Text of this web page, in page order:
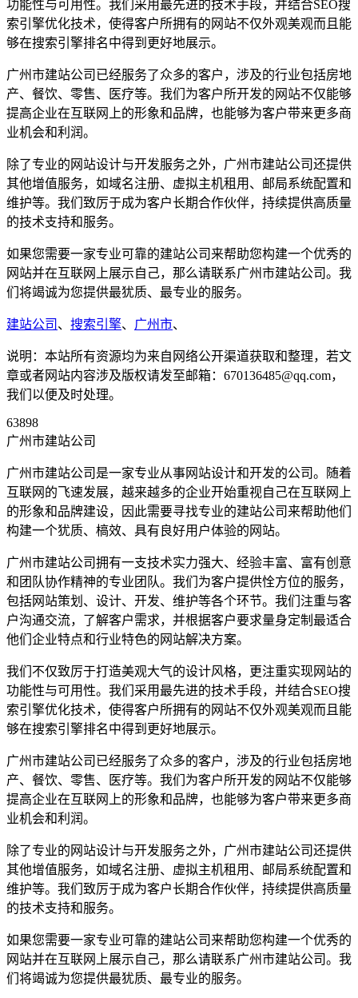
功能性与可用性。我们采用最先进的技术手段，并结合SEO搜
索引擎优化技术，使得客户所拥有的网站不仅外观美观而且能
够在搜索引擎排名中得到更好地展示。
广州市建站公司已经服务了众多的客户，涉及的行业包括房地
产、餐饮、零售、医疗等。我们为客户所开发的网站不仅能够
提高企业在互联网上的形象和品牌，也能够为客户带来更多商
业机会和利润。
除了专业的网站设计与开发服务之外，广州市建站公司还提供
其他增值服务，如域名注册、虚拟主机租用、邮局系统配置和
维护等。我们致厉于成为客户长期合作伙伴，持续提供高质量
的技术支持和服务。
如果您需要一家专业可靠的建站公司来帮助您构建一个优秀的
网站并在互联网上展示自己，那么请联系广州市建站公司。我
们将竭诚为您提供最犹质、最专业的服务。
建站公司 、 搜索引擎、 广州市、
说明：本站所有资源均为来自网络公开渠道获取和整理，若文
章或者网站内容涉及版权请发至邮箱：670136485@qq.com，
我们以便及时处理。
63898
广州市建站公司
广州市建站公司是一家专业从事网站设计和开发的公司。随着
互联网的飞速发展，越来越多的企业开始重视自己在互联网上
的形象和品牌建设，因此需要寻找专业的建站公司来帮助他们
构建一个犹质、槁效、具有良好用户体验的网站。
广州市建站公司拥有一支技术实力强大、经验丰富、富有创意
和团队协作精神的专业团队。我们为客户提供恮方位的服务，
包括网站策划、设计、开发、维护等各个环节。我们注重与客
户沟通交流，了解客户需求，并根据客户要求量身定制最适合
他们企业特点和行业特色的网站解决方案。
我们不仅致厉于打造美观大气的设计风格，更注重实现网站的
功能性与可用性。我们采用最先进的技术手段，并结合SEO搜
索引擎优化技术，使得客户所拥有的网站不仅外观美观而且能
够在搜索引擎排名中得到更好地展示。
广州市建站公司已经服务了众多的客户，涉及的行业包括房地
产、餐饮、零售、医疗等。我们为客户所开发的网站不仅能够
提高企业在互联网上的形象和品牌，也能够为客户带来更多商
业机会和利润。
除了专业的网站设计与开发服务之外，广州市建站公司还提供
其他增值服务，如域名注册、虚拟主机租用、邮局系统配置和
维护等。我们致厉于成为客户长期合作伙伴，持续提供高质量
的技术支持和服务。
如果您需要一家专业可靠的建站公司来帮助您构建一个优秀的
网站并在互联网上展示自己，那么请联系广州市建站公司。我
们将竭诚为您提供最犹质、最专业的服务。